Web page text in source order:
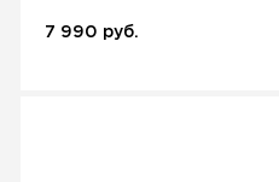
7 990 руб.